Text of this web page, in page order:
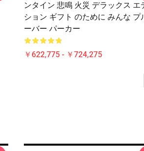
ンタイン 悲鳴 火災 デラックス エ
ション ギフト のために みんな プ
ーバー パーカー
￥622,775 - ￥724,275